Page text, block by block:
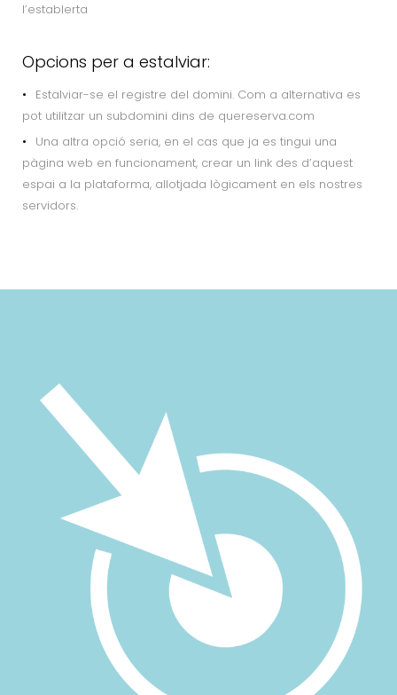
l’establerta
Opcions per a estalviar:
Estalviar-se el registre del domini. Com a alternativa es
pot utilitzar un subdomini dins de quereserva.com
Una altra opció seria, en el cas que ja es tingui una
pàgina web en funcionament, crear un link des d’aquest
espai a la plataforma, allotjada lògicament en els nostres
servidors.